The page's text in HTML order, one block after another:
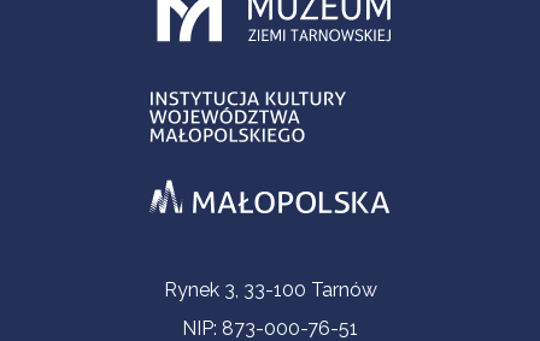
Informacje kontaktoweRynek 3, 33-100 Tarnów
NIP: 873-000-76-51